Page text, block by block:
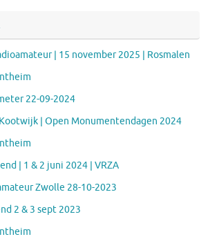
| 15 november 2025 | Rosmalen
22-09-2024
Kootwijk | Open Monumentendagen 2024
| 1 & 2 juni 2024 | VRZA
Zwolle 28-10-2023
2 & 3 sept 2023